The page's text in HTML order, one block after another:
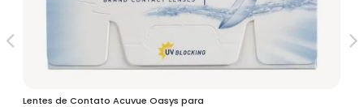
Lentes de Contato Acuvue Oasys para